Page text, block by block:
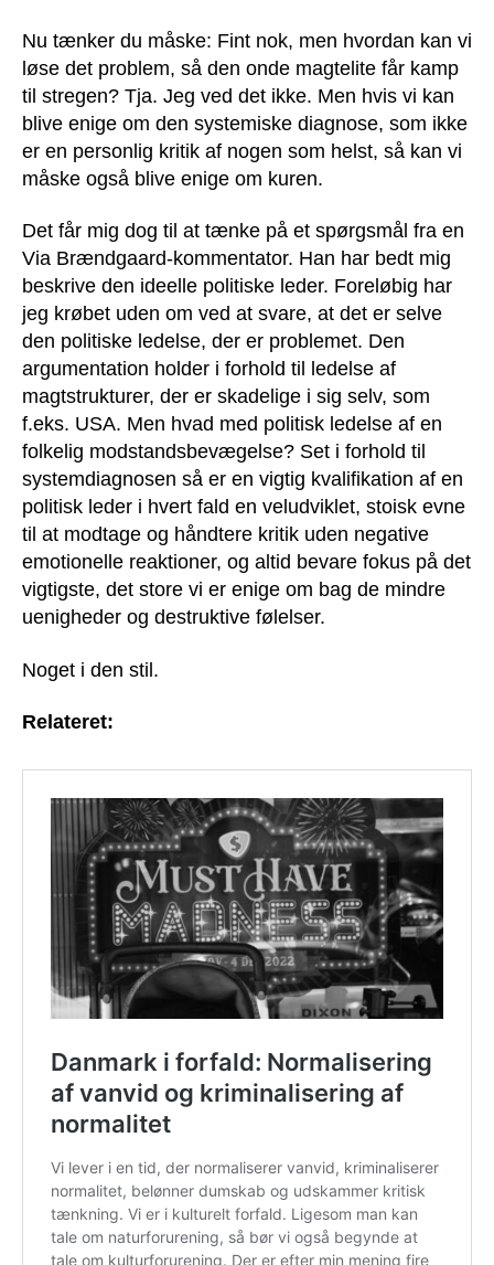
Nu tænker du måske: Fint nok, men hvordan kan vi
løse det problem, så den onde magtelite får kamp
til stregen? Tja. Jeg ved det ikke. Men hvis vi kan
blive enige om den systemiske diagnose, som ikke
er en personlig kritik af nogen som helst, så kan vi
måske også blive enige om kuren.
Det får mig dog til at tænke på et spørgsmål fra en
Via Brændgaard-kommentator. Han har bedt mig
beskrive den ideelle politiske leder. Foreløbig har
jeg krøbet uden om ved at svare, at det er selve
den politiske ledelse, der er problemet. Den
argumentation holder i forhold til ledelse af
magtstrukturer, der er skadelige i sig selv, som
f.eks. USA. Men hvad med politisk ledelse af en
folkelig modstandsbevægelse? Set i forhold til
systemdiagnosen så er en vigtig kvalifikation af en
politisk leder i hvert fald en veludviklet, stoisk evne
til at modtage og håndtere kritik uden negative
emotionelle reaktioner, og altid bevare fokus på det
vigtigste, det store vi er enige om bag de mindre
uenigheder og destruktive følelser.
Noget i den stil.
Relateret: